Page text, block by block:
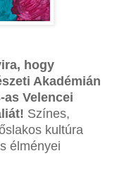
hogy
Akadémián
as Velencei
Színes,
kultúra
élményei